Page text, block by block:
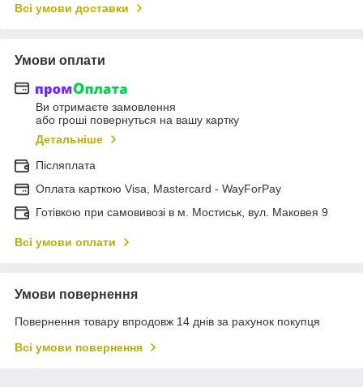
Всі умови доставки
Умови оплати
Ви отримаєте замовлення
або гроші повернуться на вашу картку
Детальніше
Післяплата
Оплата карткою Visa, Mastercard - WayForPay
Готівкою при самовивозі в м. Мостиськ, вул. Маковея 9
Всі умови оплати
Умови повернення
Повернення товару впродовж 14 днів за рахунок покупця
Всі умови повернення